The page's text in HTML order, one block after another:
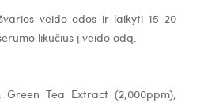
veido odos ir laikyti 15-20
likučius į veido odą.
Tea Extract (2,000ppm),